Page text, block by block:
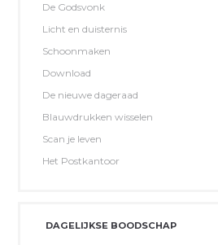
De Godsvonk
Licht en duisternis
Schoonmaken
Download
De nieuwe dageraad
Blauwdrukken wisselen
Scan je leven
Het Postkantoor
DAGELIJKSE BOODSCHAP